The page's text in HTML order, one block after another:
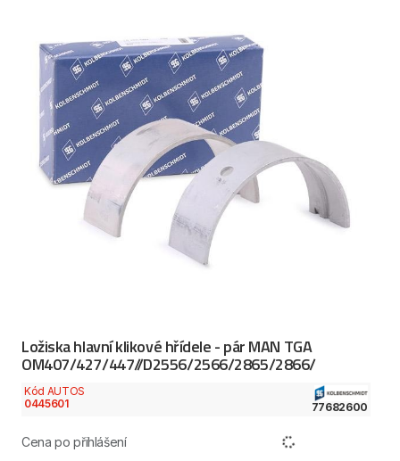
Ložiska hlavní klikové hřídele - pár MAN TGA
OM407/427/447//D2556/2566/2865/2866/
Kód AUTOS
0445601
77682600
Cena po přihlášení